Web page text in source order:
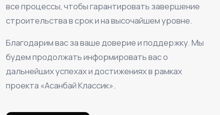
все процессы, чтобы гарантировать завершение
строительства в срок и на высочайшем уровне.
Благодарим вас за ваше доверие и поддержку. Мы
будем продолжать информировать вас о
дальнейших успехах и достижениях в рамках
проекта «Асанбай Классик».